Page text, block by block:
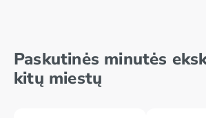
Douz
Paskutinės minutės
kitų miestų